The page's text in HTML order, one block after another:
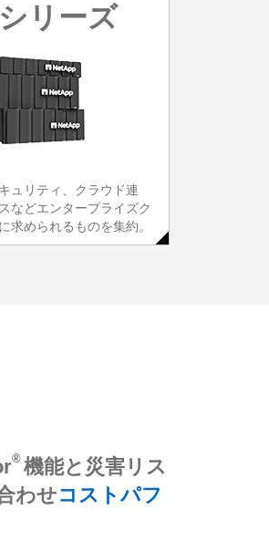
リーズ
ュリティ、クラウド連
などエンタープライズク
求められるものを集約。
り高いIOPSとス
集中する劇場ア
消